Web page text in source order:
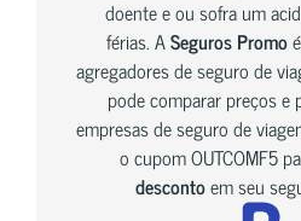
doente e ou sofra um
férias. ASeguros Promo
agregadores de seguro de
pode comparar preços e
empresas de seguro de
o cupom OUTCOMF5
descontoem seu